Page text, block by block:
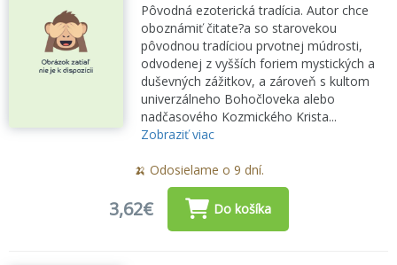
Pôvodná ezoterická tradícia. Autor chce
oboznámiť čitate?a so starovekou
pôvodnou tradíciou prvotnej múdrosti,
odvodenej z vyšších foriem mystických a
duševných zážitkov, a zároveň s kultom
univerzálneho Bohočloveka alebo
nadčasového Kozmického Krista...
Zobraziť viac
🍌 Odosielame o 9 dní.
3,62€ Do košíka